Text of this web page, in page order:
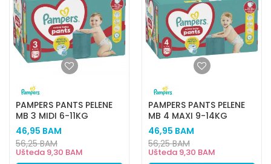
PAMPERS PANTS PELENE
MB 3 MIDI 6-11KG
120KOM
46,95 BAM
Ušteda 9,30 BAM
56,25BAM
PAMPERS PANTS PELENE
MB 4 MAXI 9-14KG
104KOM
46,95 BAM
Ušteda 9,30 BAM
56,25BAM